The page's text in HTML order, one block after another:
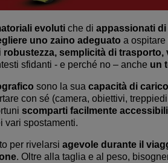
evoluti che di appassionati
uno zaino adeguato a ospitare
robustezza, semplicità di trasporto,
sfidanti - e perché no – anche un
sono la sua capacità di carico
con sé (camera, obiettivi,
scomparti facilmente accessibili
vari spostamenti.
per rivelarsi agevole durante il
. Oltre alla taglia e al peso,